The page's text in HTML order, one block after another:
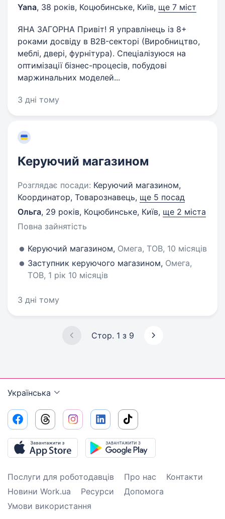
Yana, 38 років, Коцюбинське, Київ, ще 7 міст
ЯНА ЗАГОРНА Привіт! Я управлінець із 8+
роками досвіду в B2B-секторі (Виробництво,
меблі, двері, фурнітура). Спеціалізуюся на
оптимізації бізнес-процесів, побудові
маржинальних моделей...
3 дні тому
Керуючий магазином
Розглядає посади: Керуючий магазином,
Координатор, Товарознавець, ще 5 посад
Ольга, 29 років, Коцюбинське, Київ, ще 2 міста
Повна зайнятість
Керуючий магазином, Омега, ТОВ, 10 місяців
Заступник керуючого магазином, Омега,
ТОВ, 1 рік 10 місяців
3 дні тому
Стор. 1 з 9
Українська
Послуги для роботодавців Про нас
Контакти
Новини Work.ua
Ресурси
Допомога
Умови використання